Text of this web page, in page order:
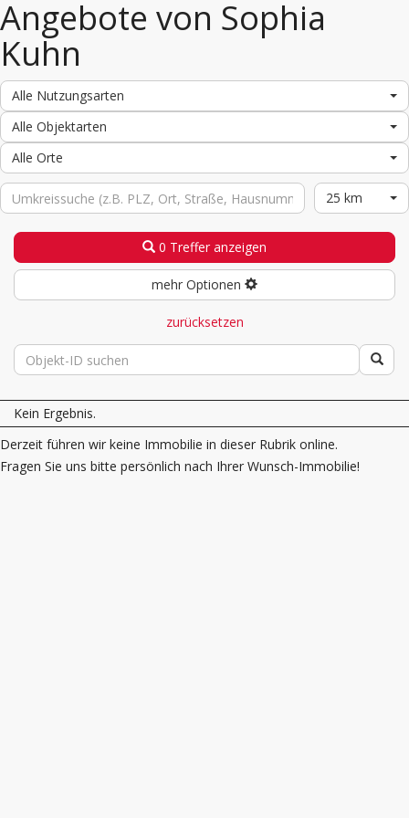
Angebote von Sophia
Kuhn
Alle Nutzungsarten
Alle Objektarten
Alle Orte
25 km
0 Treffer anzeigen
mehr Optionen
zurücksetzen
Kein Ergebnis.
Derzeit führen wir keine Immobilie in dieser Rubrik online.
Fragen Sie uns bitte persönlich nach Ihrer Wunsch-Immobilie!